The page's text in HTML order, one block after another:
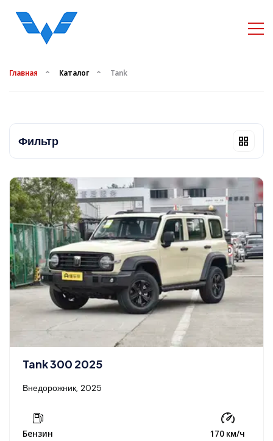
Главная Каталог Tank
Фильтр
Tank 300 2025
Внедорожник, 2025
Бензин 170 км/ч